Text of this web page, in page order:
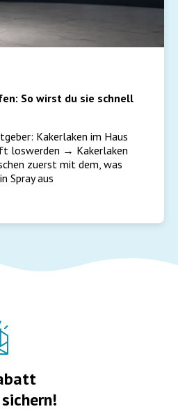
So wirst du sie schnell
Kakerlaken im Haus
loswerden → Kakerlaken
zuerst mit dem, was
Spray aus